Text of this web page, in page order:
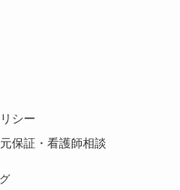
シー
保証・看護師相談